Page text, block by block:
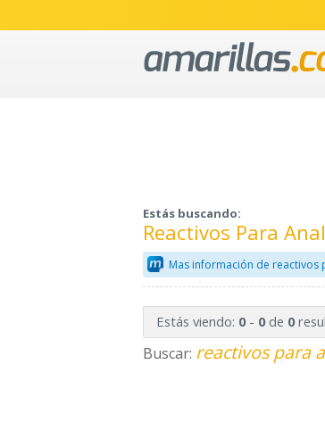
Estás buscando:
Reactivos Para
Mas información de reactivos
Estás viendo: 0- 0de 0
Buscar: reactivos para